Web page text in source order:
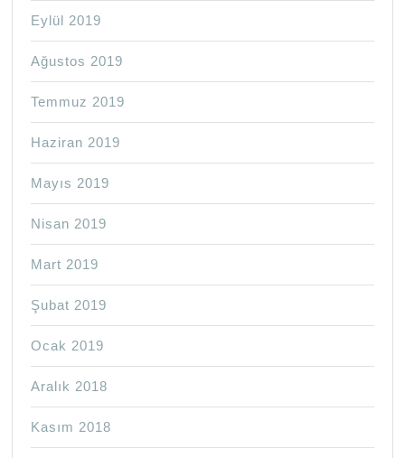
Eylül 2019
Ağustos 2019
Temmuz 2019
Haziran 2019
Mayıs 2019
Nisan 2019
Mart 2019
Şubat 2019
Ocak 2019
Aralık 2018
Kasım 2018